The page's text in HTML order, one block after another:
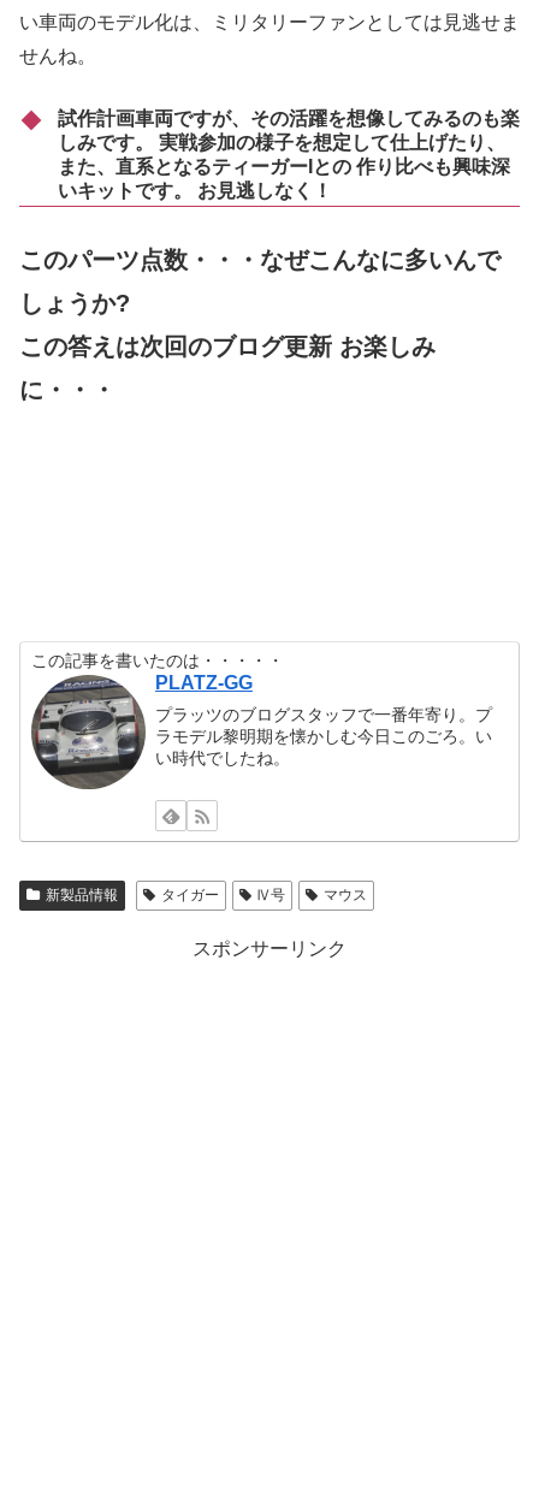
い車両のモデル化は、ミリタリーファンとしては見逃せま
せんね。
試作計画車両ですが、その活躍を想像してみるのも楽
しみです。 実戦参加の様子を想定して仕上げたり、
また、直系となるティーガーIとの 作り比べも興味深
いキットです。 お見逃しなく！
このパーツ点数・・・なぜこんなに多いんで
しょうか?
この答えは次回のブログ更新 お楽しみ
に・・・
この記事を書いたのは・・・・・
PLATZ-GG
プラッツのブログスタッフで一番年寄り。プ
ラモデル黎明期を懐かしむ今日このごろ。い
い時代でしたね。
新製品情報 タイガー Ⅳ号 マウス
スポンサーリンク